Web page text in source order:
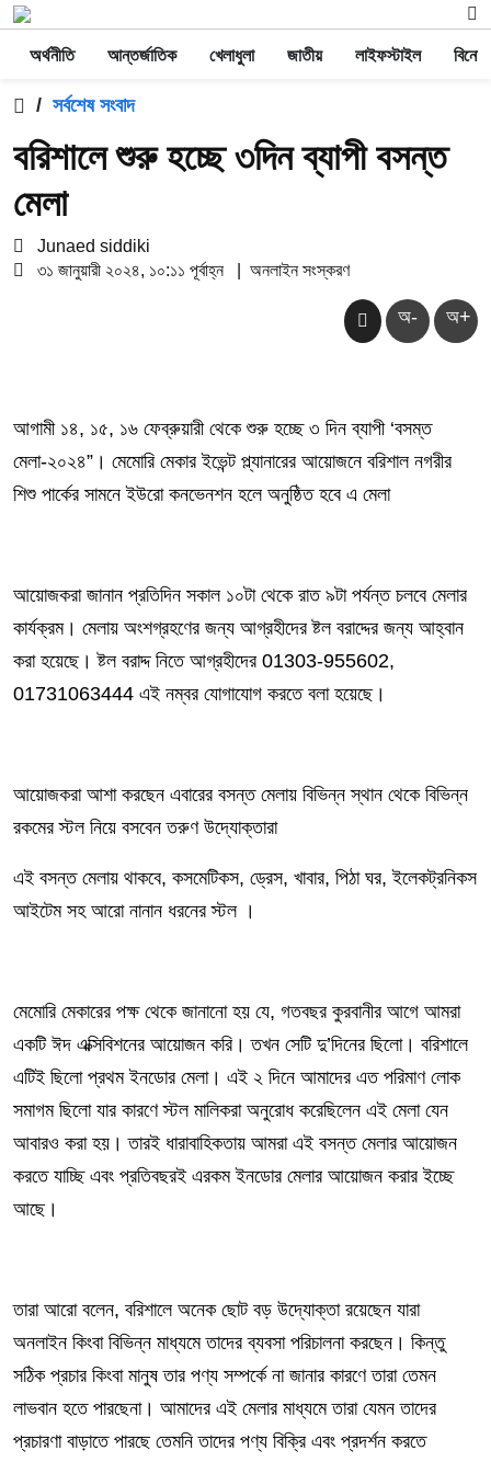
অর্থনীতি আন্তর্জাতিক খেলাধুলা জাতীয় লাইফস্টাইল
/ সর্বশেষ সংবাদ
বরিশালে শুরু হচ্ছে ৩দিন ব্যাপী বসন্ত
মেলা
Junaed siddiki
৩১ জানুয়ারী ২০২৪, ১০:১১ পূর্বাহ্ন
অনলাইন সংস্করণ
অ- অ+
আগামী ১৪, ১৫, ১৬ ফেব্রুয়ারী থেকে শুরু হচ্ছে ৩ দিন ব্যাপী ‘বসম্ত
মেলা-২০২৪”। মেমোরি মেকার ইভেন্ট প্ল্যানারের আয়োজনে বরিশাল নগরীর
শিশু পার্কের সামনে ইউরো কনভেনশন হলে অনুষ্ঠিত হবে এ মেলা
আয়োজকরা জানান প্রতিদিন সকাল ১০টা থেকে রাত ৯টা পর্যন্ত চলবে মেলার
কার্যক্রম। মেলায় অংশগ্রহণের জন্য আগ্রহীদের ষ্টল বরাদ্দের জন্য আহ্বান
করা হয়েছে। ষ্টল বরাদ্দ নিতে আগ্রহীদের 01303-955602,
01731063444 এই নম্বর যোগাযোগ করতে বলা হয়েছে।
আয়োজকরা আশা করছেন এবারের বসন্ত মেলায় বিভিন্ন স্থান থেকে বিভিন্ন
রকমের স্টল নিয়ে বসবেন তরুণ উদ্যোক্তারা
এই বসন্ত মেলায় থাকবে, কসমেটিকস, ড্রেস, খাবার, পিঠা ঘর, ইলেকট্রনিকস
আইটেম সহ আরো নানান ধরনের স্টল ।
মেমোরি মেকারের পক্ষ থেকে জানানো হয় যে, গতবছর কুরবানীর আগে আমরা
একটি ঈদ এক্সিবিশনের আয়োজন করি। তখন সেটি দু’দিনের ছিলো। বরিশালে
এটিই ছিলো প্রথম ইনডোর মেলা। এই ২ দিনে আমাদের এত পরিমাণ লোক
সমাগম ছিলো যার কারণে স্টল মালিকরা অনুরোধ করেছিলেন এই মেলা যেন
আবারও করা হয়। তারই ধারাবাহিকতায় আমরা এই বসন্ত মেলার আয়োজন
করতে যাচ্ছি এবং প্রতিবছরই এরকম ইনডোর মেলার আয়োজন করার ইচ্ছে
আছে।
তারা আরো বলেন, বরিশালে অনেক ছোট বড় উদ্যোক্তা রয়েছেন যারা
অনলাইন কিংবা বিভিন্ন মাধ্যমে তাদের ব্যবসা পরিচালনা করছেন। কিন্তু
সঠিক প্রচার কিংবা মানুষ তার পণ্য সম্পর্কে না জানার কারণে তারা তেমন
লাভবান হতে পারছেনা। আমাদের এই মেলার মাধ্যমে তারা যেমন তাদের
প্রচারণা বাড়াতে পারছে তেমনি তাদের পণ্য বিক্রি এবং প্রদর্শন করতে